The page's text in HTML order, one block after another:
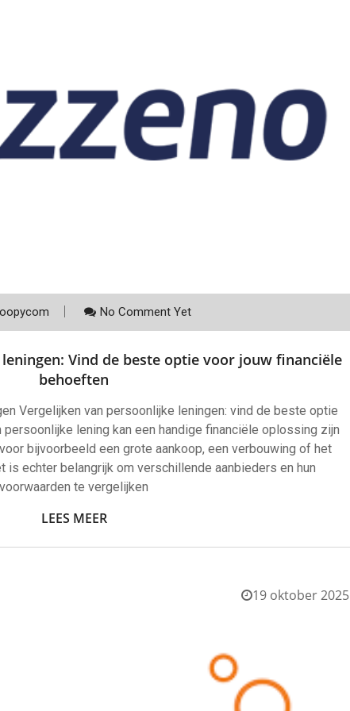
No Comment Yet
Vind de beste optie voor jouw financiële
behoeften
Vergelijken van persoonlijke leningen: vind de beste optie
lening kan een handige financiële oplossing zijn
bijvoorbeeld een grote aankoop, een verbouwing of het
is echter belangrijk om verschillende aanbieders en hun
voorwaarden te vergelijken
LEES MEER
19 oktober 2025